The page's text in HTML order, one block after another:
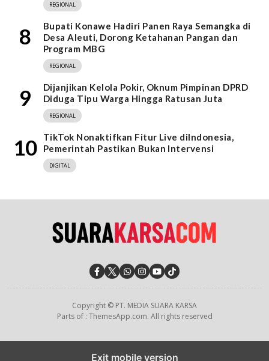
REGIONAL
8
Bupati Konawe Hadiri Panen Raya Semangka di
Desa Aleuti, Dorong Ketahanan Pangan dan
Program MBG
REGIONAL
9
Dijanjikan Kelola Pokir, Oknum Pimpinan DPRD
Diduga Tipu Warga Hingga Ratusan Juta
REGIONAL
10
TikTok Nonaktifkan Fitur Live diIndonesia,
Pemerintah Pastikan Bukan Intervensi
DIGITAL
Copyright © PT. MEDIA SUARA KARSA
Parts of : ThemesApp.com. All rights reserved
Exit mobile version